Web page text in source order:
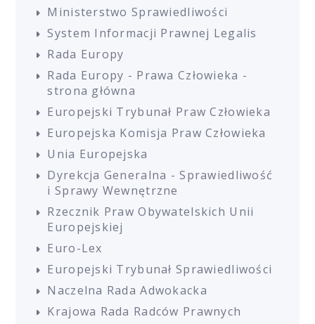
Ministerstwo Sprawiedliwości
System Informacji Prawnej Legalis
Rada Europy
Rada Europy - Prawa Człowieka -
strona główna
Europejski Trybunał Praw Człowieka
Europejska Komisja Praw Człowieka
Unia Europejska
Dyrekcja Generalna - Sprawiedliwość
i Sprawy Wewnętrzne
Rzecznik Praw Obywatelskich Unii
Europejskiej
Euro-Lex
Europejski Trybunał Sprawiedliwości
Naczelna Rada Adwokacka
Krajowa Rada Radców Prawnych